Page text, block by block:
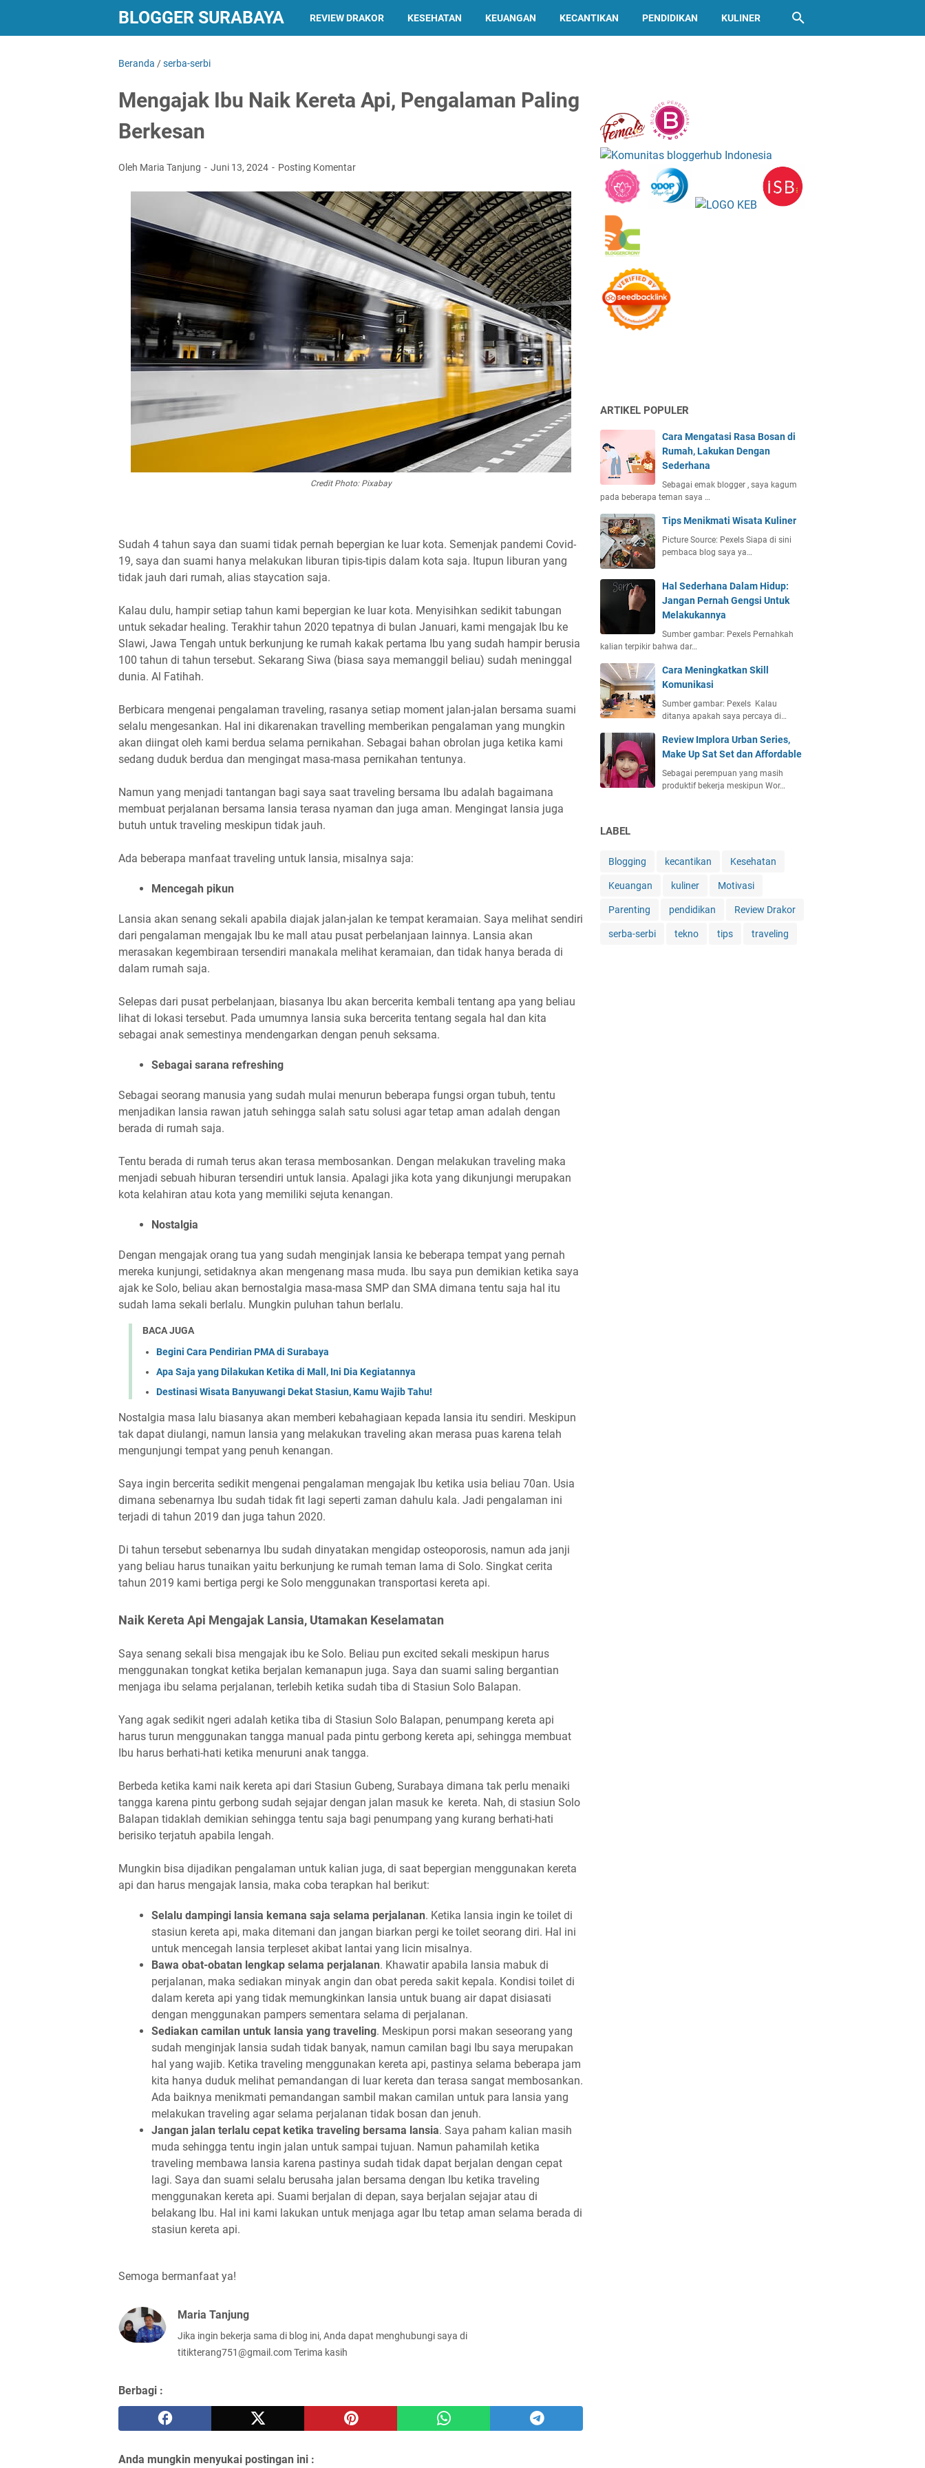
BLOGGER SURABAYA REVIEW DRAKOR KESEHATAN KEUANGAN KECANTIKAN PENDIDIKAN KULINER
Beranda /serba-serbi
Mengajak Ibu Naik Kereta Api, Pengalaman Paling
Berkesan
Oleh Maria Tanjung Juni 13, 2024 Posting Komentar
Credit Photo: Pixabay
Sudah 4 tahun saya dan suami tidak pernah bepergian ke luar kota. Semenjak pandemi Covid-
19, saya dan suami hanya melakukan liburan tipis-tipis dalam kota saja. Itupun liburan yang
tidak jauh dari rumah, alias staycation saja.
Kalau dulu, hampir setiap tahun kami bepergian ke luar kota. Menyisihkan sedikit tabungan
untuk sekadar healing. Terakhir tahun 2020 tepatnya di bulan Januari, kami mengajak Ibu ke
Slawi, Jawa Tengah untuk berkunjung ke rumah kakak pertama Ibu yang sudah hampir berusia
100 tahun di tahun tersebut. Sekarang Siwa (biasa saya memanggil beliau) sudah meninggal
dunia. Al Fatihah.
Berbicara mengenai pengalaman traveling, rasanya setiap moment jalan-jalan bersama suami
selalu mengesankan. Hal ini dikarenakan travelling memberikan pengalaman yang mungkin
akan diingat oleh kami berdua selama pernikahan. Sebagai bahan obrolan juga ketika kami
sedang duduk berdua dan mengingat masa-masa pernikahan tentunya.
Namun yang menjadi tantangan bagi saya saat traveling bersama Ibu adalah bagaimana
membuat perjalanan bersama lansia terasa nyaman dan juga aman. Mengingat lansia juga
butuh untuk traveling meskipun tidak jauh.
Ada beberapa manfaat traveling untuk lansia, misalnya saja:
Mencegah pikun
Lansia akan senang sekali apabila diajak jalan-jalan ke tempat keramaian. Saya melihat sendiri
dari pengalaman mengajak Ibu ke mall atau pusat perbelanjaan lainnya. Lansia akan
merasakan kegembiraan tersendiri manakala melihat keramaian, dan tidak hanya berada di
dalam rumah saja.
Selepas dari pusat perbelanjaan, biasanya Ibu akan bercerita kembali tentang apa yang beliau
lihat di lokasi tersebut. Pada umumnya lansia suka bercerita tentang segala hal dan kita
sebagai anak semestinya mendengarkan dengan penuh seksama.
Sebagai sarana refreshing
Sebagai seorang manusia yang sudah mulai menurun beberapa fungsi organ tubuh, tentu
menjadikan lansia rawan jatuh sehingga salah satu solusi agar tetap aman adalah dengan
berada di rumah saja.
Tentu berada di rumah terus akan terasa membosankan. Dengan melakukan traveling maka
menjadi sebuah hiburan tersendiri untuk lansia. Apalagi jika kota yang dikunjungi merupakan
kota kelahiran atau kota yang memiliki sejuta kenangan.
Nostalgia
Dengan mengajak orang tua yang sudah menginjak lansia ke beberapa tempat yang pernah
mereka kunjungi, setidaknya akan mengenang masa muda. Ibu saya pun demikian ketika saya
ajak ke Solo, beliau akan bernostalgia masa-masa SMP dan SMA dimana tentu saja hal itu
sudah lama sekali berlalu. Mungkin puluhan tahun berlalu.
BACA JUGA
Begini Cara Pendirian PMA di Surabaya
Apa Saja yang Dilakukan Ketika di Mall, Ini Dia Kegiatannya
Destinasi Wisata Banyuwangi Dekat Stasiun, Kamu Wajib Tahu!
Nostalgia masa lalu biasanya akan memberi kebahagiaan kepada lansia itu sendiri. Meskipun
tak dapat diulangi, namun lansia yang melakukan traveling akan merasa puas karena telah
mengunjungi tempat yang penuh kenangan.
Saya ingin bercerita sedikit mengenai pengalaman mengajak Ibu ketika usia beliau 70an. Usia
dimana sebenarnya Ibu sudah tidak fit lagi seperti zaman dahulu kala. Jadi pengalaman ini
terjadi di tahun 2019 dan juga tahun 2020.
Di tahun tersebut sebenarnya Ibu sudah dinyatakan mengidap osteoporosis, namun ada janji
yang beliau harus tunaikan yaitu berkunjung ke rumah teman lama di Solo. Singkat cerita
tahun 2019 kami bertiga pergi ke Solo menggunakan transportasi kereta api.
Naik Kereta Api Mengajak Lansia, Utamakan Keselamatan
Saya senang sekali bisa mengajak ibu ke Solo. Beliau pun excited sekali meskipun harus
menggunakan tongkat ketika berjalan kemanapun juga. Saya dan suami saling bergantian
menjaga ibu selama perjalanan, terlebih ketika sudah tiba di Stasiun Solo Balapan.
Yang agak sedikit ngeri adalah ketika tiba di Stasiun Solo Balapan, penumpang kereta api
harus turun menggunakan tangga manual pada pintu gerbong kereta api, sehingga membuat
Ibu harus berhati-hati ketika menuruni anak tangga.
Berbeda ketika kami naik kereta api dari Stasiun Gubeng, Surabaya dimana tak perlu menaiki
tangga karena pintu gerbong sudah sejajar dengan jalan masuk ke kereta. Nah, di stasiun Solo
Balapan tidaklah demikian sehingga tentu saja bagi penumpang yang kurang berhati-hati
berisiko terjatuh apabila lengah.
Mungkin bisa dijadikan pengalaman untuk kalian juga, di saat bepergian menggunakan kereta
api dan harus mengajak lansia, maka coba terapkan hal berikut:
Selalu dampingi lansia kemana saja selama perjalanan. Ketika lansia ingin ke toilet di
stasiun kereta api, maka ditemani dan jangan biarkan pergi ke toilet seorang diri. Hal ini
untuk mencegah lansia terpleset akibat lantai yang licin misalnya.
Bawa obat-obatan lengkap selama perjalanan. Khawatir apabila lansia mabuk di
perjalanan, maka sediakan minyak angin dan obat pereda sakit kepala. Kondisi toilet di
dalam kereta api yang tidak memungkinkan lansia untuk buang air dapat disiasati
dengan menggunakan pampers sementara selama di perjalanan.
Sediakan camilan untuk lansia yang traveling. Meskipun porsi makan seseorang yang
sudah menginjak lansia sudah tidak banyak, namun camilan bagi Ibu saya merupakan
hal yang wajib. Ketika traveling menggunakan kereta api, pastinya selama beberapa jam
kita hanya duduk melihat pemandangan di luar kereta dan terasa sangat membosankan.
Ada baiknya menikmati pemandangan sambil makan camilan untuk para lansia yang
melakukan traveling agar selama perjalanan tidak bosan dan jenuh.
Jangan jalan terlalu cepat ketika traveling bersama lansia. Saya paham kalian masih
muda sehingga tentu ingin jalan untuk sampai tujuan. Namun pahamilah ketika
traveling membawa lansia karena pastinya sudah tidak dapat berjalan dengan cepat
lagi. Saya dan suami selalu berusaha jalan bersama dengan Ibu ketika traveling
menggunakan kereta api. Suami berjalan di depan, saya berjalan sejajar atau di
belakang Ibu. Hal ini kami lakukan untuk menjaga agar Ibu tetap aman selama berada di
stasiun kereta api.
Semoga bermanfaat ya!
Maria Tanjung
Jika ingin bekerja sama di blog ini, Anda dapat menghubungi saya di
titikterang751@gmail.com Terima kasih
Berbagi :
Anda mungkin menyukai postingan ini :
ARTIKEL POPULER
Cara Mengatasi Rasa Bosan di
Rumah, Lakukan Dengan
Sederhana
Sebagai emak blogger , saya kagum
pada beberapa teman saya …
Tips Menikmati Wisata Kuliner
Picture Source: Pexels Siapa di sini
pembaca blog saya ya…
Hal Sederhana Dalam Hidup:
Jangan Pernah Gengsi Untuk
Melakukannya
Sumber gambar: Pexels Pernahkah
kalian terpikir bahwa dar…
Cara Meningkatkan Skill
Komunikasi
Sumber gambar: Pexels Kalau
ditanya apakah saya percaya di…
Review Implora Urban Series,
Make Up Sat Set dan Affordable
Sebagai perempuan yang masih
produktif bekerja meskipun Wor…
LABEL
Blogging kecantikan Kesehatan
Keuangan kuliner Motivasi
Parenting pendidikan Review Drakor
serba-serbi tekno tips traveling